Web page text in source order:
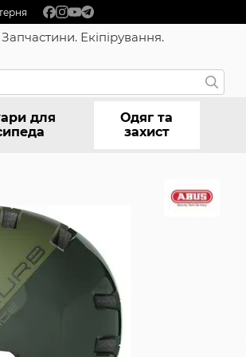
Екіпірування.
для
Одяг та
захист